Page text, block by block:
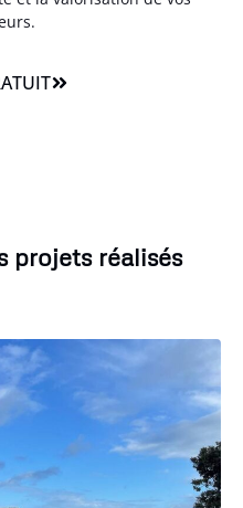
projets réalisés